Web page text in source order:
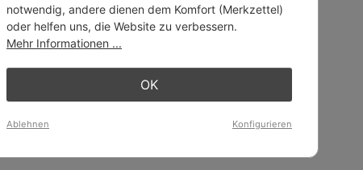
notwendig, andere dienen dem Komfort (Merkzettel)
oder helfen uns, die Website zu verbessern.
Mehr Informationen ...
OK
Ablehnen Konfigurieren